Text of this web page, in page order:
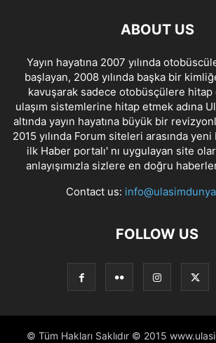
ABOUT US
Yayın hayatına 2007 yılında
başlayan, 2008 yılında başka bir
kavuşarak sadece otobüsçülere
ulaşım sistemlerine hitap etmek adına
altında yayın hayatına büyük bir
2015 yılında Forum siteleri arasında
ilk Haber portalı' nı uygulayan site
anlayışımızla sizlere en doğru
Contact us:
FOLLOW US
© Tüm Hakları Saklıdır © 2015